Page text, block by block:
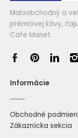
Maloobchodný a
prémiovej kávy,
Cafe Manet
Informácie
Obchodné
Zákaznícka sekcia